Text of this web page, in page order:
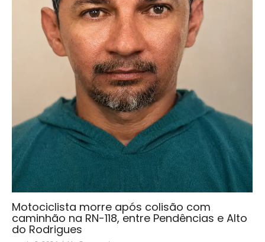
Motociclista morre após colisão com
caminhão na RN-118, entre Pendências e Alto
do Rodrigues